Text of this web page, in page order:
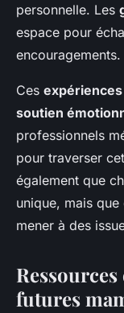
personnelle. Les
espace pour
encouragements.
Ces expériences
soutien
professionnels
pour traverser
également que
unique, mais
mener à des
futures